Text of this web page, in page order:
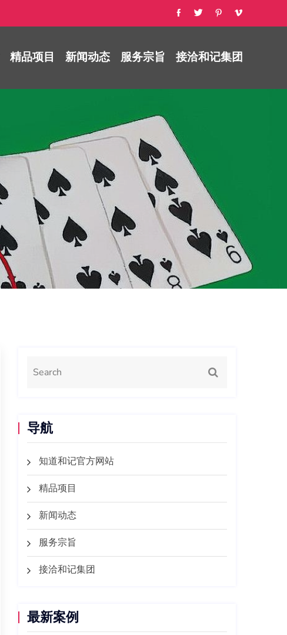
精品项目 新闻动态 服务宗旨 接洽和记集团
导航
知道和记官方网站
精品项目
新闻动态
服务宗旨
接洽和记集团
最新案例